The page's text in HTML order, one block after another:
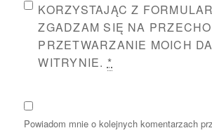
KORZYSTAJĄC Z
ZGADZAM SIĘ NA
PRZETWARZANIE MOICH
WITRYNIE. *
Powiadom mnie o kolejnych komentarzach